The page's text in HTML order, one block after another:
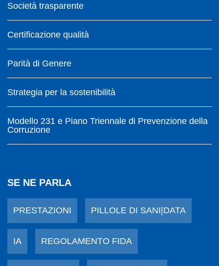
Società trasparente
Certificazione qualità
Parità di Genere
Strategia per la sostenibilità
Modello 231 e Piano Triennale di Prevenzione della
Corruzione
SE NE PARLA
PRESTAZIONI PILLOLE DI SANI|DATA
IA REGOLAMENTO FIDA